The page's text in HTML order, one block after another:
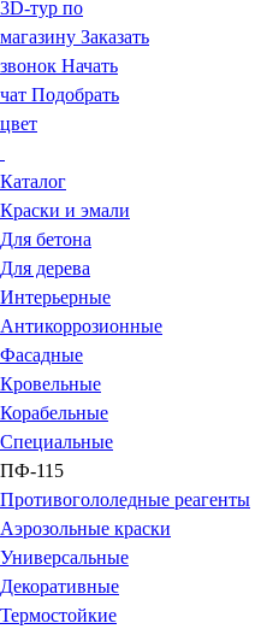
3D-тур по
магазину Заказать
звонок Начать
чат Подобрать
цвет
Каталог
Краски и эмали
Для бетона
Для дерева
Интерьерные
Антикоррозионные
Фасадные
Кровельные
Корабельные
Специальные
ПФ-115
Противогололедные реагенты
Аэрозольные краски
Универсальные
Декоративные
Термостойкие